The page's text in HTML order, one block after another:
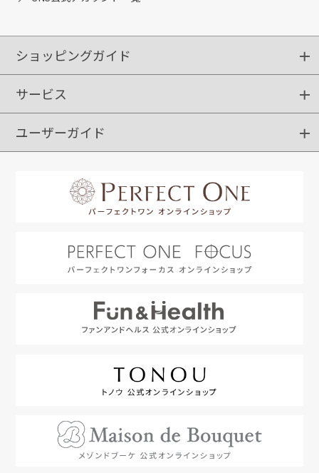
ショッピングガイド
ショッピングガイド
ご注文方法
送料・配送
クーポンご利用方法
サービス
定期購入
ポイントサービス
お知らせメール
ユーザーガイド